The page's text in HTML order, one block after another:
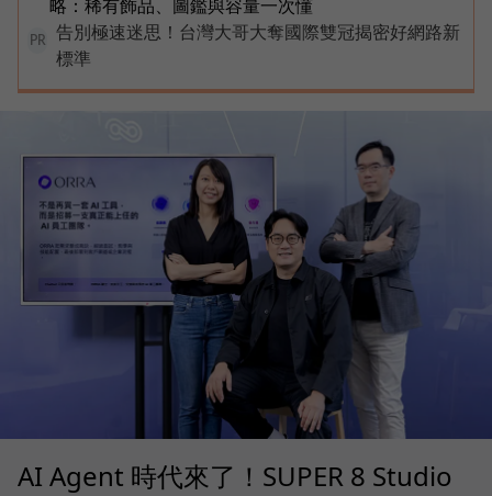
略：稀有飾品、圖鑑與容量一次懂
PR
告別極速迷思！台灣大哥大奪國際雙冠揭密好網路新
標準
AI Agent 時代來了！SUPER 8 Studio